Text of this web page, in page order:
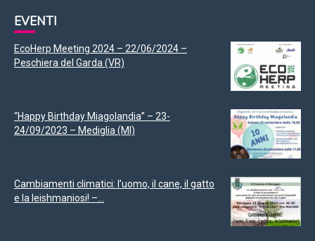
EVENTI
EcoHerp Meeting 2024 – 22/06/2024 –
Peschiera del Garda (VR)
“Happy Birthday Miagolandia” – 23-
24/09/2023 – Mediglia (MI)
Cambiamenti climatici: l’uomo, il cane, il gatto
e la leishmaniosi! –...